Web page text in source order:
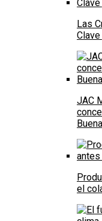
Las
JAC
el